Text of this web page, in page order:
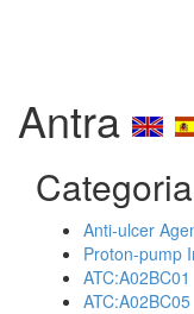
Antra
Categoria
Anti-ulcer
Proton-pump
ATC:A02BC01
ATC:A02BC05